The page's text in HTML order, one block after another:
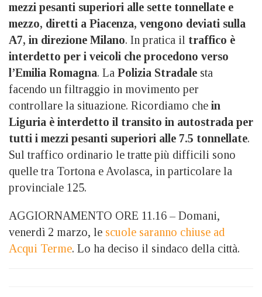
mezzi pesanti superiori alle sette tonnellate e
mezzo, diretti a Piacenza, vengono deviati sulla
A7, in direzione Milano. In pratica il traffico è
interdetto per i veicoli che procedono verso
l’Emilia Romagna. La Polizia Stradale sta
facendo un filtraggio in movimento per
controllare la situazione. Ricordiamo che in
Liguria è interdetto il transito in autostrada per
tutti i mezzi pesanti superiori alle 7.5 tonnellate.
Sul traffico ordinario le tratte più difficili sono
quelle tra Tortona e Avolasca, in particolare la
provinciale 125.
AGGIORNAMENTO ORE 11.16 – Domani,
venerdì 2 marzo, le scuole saranno chiuse ad
Acqui Terme. Lo ha deciso il sindaco della città.